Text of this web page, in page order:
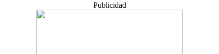
Publicidad